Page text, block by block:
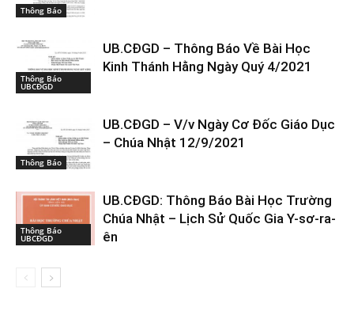
Thông Báo
Thông Báo
UBCĐGD
UB.CĐGD – Thông Báo Về Bài Học
Kinh Thánh Hằng Ngày Quý 4/2021
Thông Báo
UB.CĐGD – V/v Ngày Cơ Đốc Giáo Dục
– Chúa Nhật 12/9/2021
Thông Báo
UBCĐGD
UB.CĐGD: Thông Báo Bài Học Trường
Chúa Nhật – Lịch Sử Quốc Gia Y-sơ-ra-
ên